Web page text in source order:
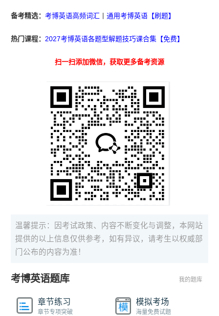
备考精选：考博英语高频词汇 丨通用考博英语【刷题】
热门课程： 2027考博英语各题型解题技巧课合集【免费】
扫一扫添加微信，获取更多备考资源
温馨提示：因考试政策、内容不断变化与调整，本网站
提供的以上信息仅供参考，如有异议，请考生以权威部
门公布的内容为准！
考博英语题库 我的题库
章节练习
章节专项突破
模拟考场
海量免费试题